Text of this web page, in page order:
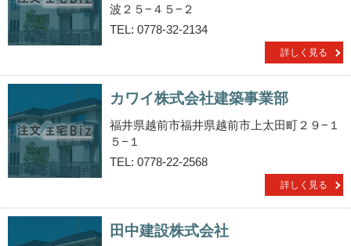
波２５−４５−２
TEL: 0778-32-2134
詳しく見る
カワイ株式会社建築事業部
福井県越前市福井県越前市上太田町２９−１
５−１
TEL: 0778-22-2568
詳しく見る
田中建設株式会社